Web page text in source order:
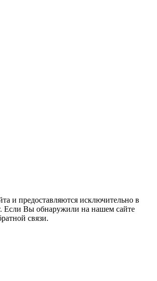
и предоставляются исключительно в
Если Вы обнаружили на нашем сайте
связи.